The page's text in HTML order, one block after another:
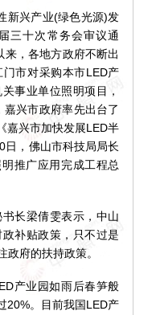
兴产业(绿色光源)发
三十次常务会审议通
，各地方政府不断出
市对采购本市LED产
事业单位照明项目，
兴市政府率先出台了
嘉兴市加快发展LED半
日，佛山市科技局局长
推广应用完成工程总
长梁倩雯表示，中山
补贴政策，只不过是
府的扶持政策。
产业园如雨后春笋般
20%。目前我国LED产